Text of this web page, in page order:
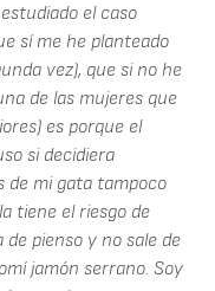
el caso
sí me he planteado
vez), que si no he
de las mujeres que
es porque el
si decidiera
de mi gata tampoco
tiene el riesgo de
pienso y no sale de
jamón serrano. Soy